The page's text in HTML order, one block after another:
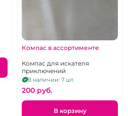
Компас в ассортименте
Компас для искателя
приключений
В наличии: 7 шт.
200 pуб.
В корзину